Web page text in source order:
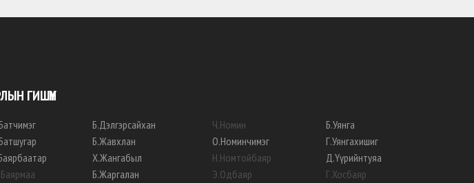
ГИШҮҮН
Батчимэг
Батшугар
Баярмаа
Б.Дэлгэрсайхан
Б.Жавхлан
Х.Жангабыл
Б.Жаргалан
Ч.Номин
О.Номинчимэг
Н.Номтойбаяр
Э.Одбаяр
Б.Уянга
Г.Уянгахишиг
Д.Үүрийнтуяа
Г.Хосбаяр